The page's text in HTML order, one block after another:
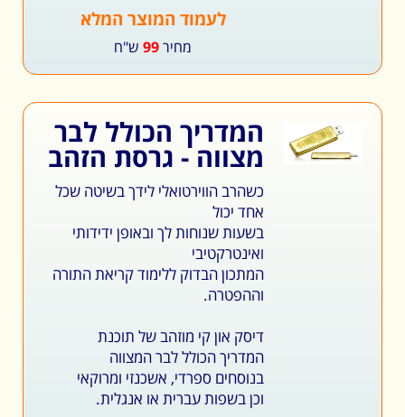
לעמוד המוצר המלא
מחיר 99ש"ח
המדריך הכולל לבר
מצווה - גרסת הזהב
כשהרב הווירטואלי לידך בשיטה שכל
אחד יכול
בשעות שנוחות לך ובאופן ידידותי
ואינטרקטיבי
המתכון הבדוק ללימוד קריאת התורה
וההפטרה.
דיסק און קי מוזהב של תוכנת
המדריך הכולל לבר המצווה
בנוסחים ספרדי, אשכנזי ומרוקאי
וכן בשפות עברית או אנגלית.